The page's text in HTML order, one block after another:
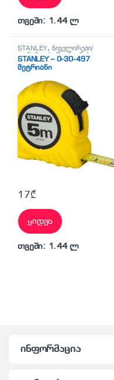
თვეში: 1.44 ლ
STANLEY, ნიველირები/
თარაზოები/მეტრიანები
STANLEY – 0-30-497
მეტრიანი
17₾
ყიდვა
თვეში: 1.44 ლ
ინფორმაცია